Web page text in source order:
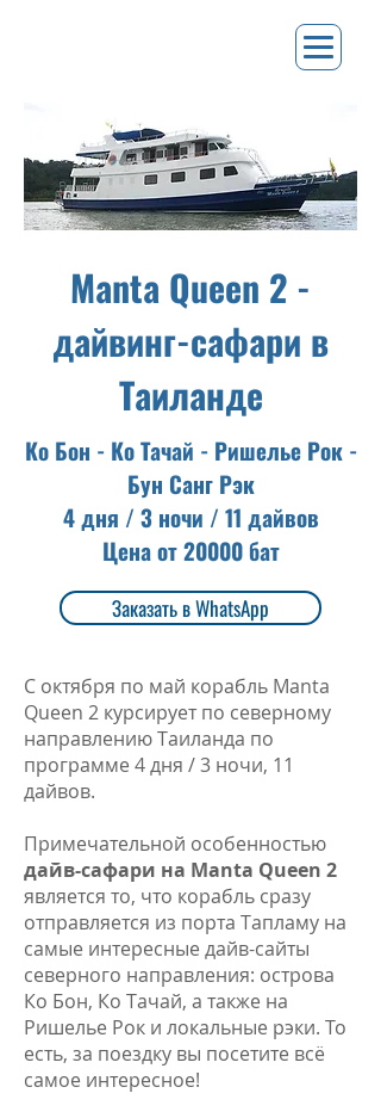
Manta Queen 2 -
дайвинг-сафари в
Таиланде
Ко Бон - Ко Тачай - Ришелье Рок -
Бун Санг Рэк
4 дня / 3 ночи / 11 дайвов
Цена от 20000 бат
Заказать в WhatsApp
С октября по май корабль Manta
Queen 2 курсирует по северному
направлению Таиланда по
программе 4 дня / 3 ночи, 11
дайвов.
Примечательной особенностью
дайв-сафари на Manta Queen 2
является то, что корабль сразу
отправляется из порта Тапламу на
самые интересные дайв-сайты
северного направления: острова
Ко Бон, Ко Тачай, а также на
Ришелье Рок и локальные рэки. То
есть, за поездку вы посетите всё
самое интересное!